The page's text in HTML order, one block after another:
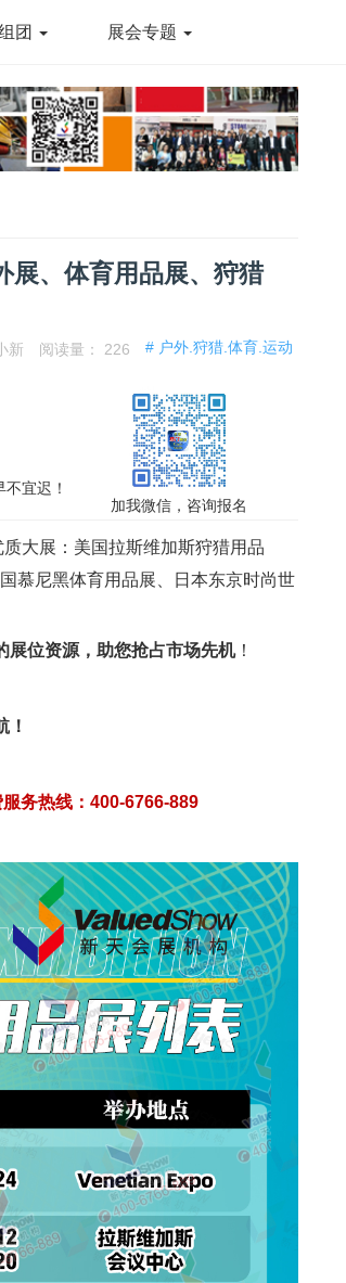
团 展会专题
展、体育用品展、狩猎
# 户外.狩猎.体育.运动
新 阅读量： 226
宜迟！
加我微信，咨询报名
大展：美国拉斯维加斯狩猎用品
慕尼黑体育用品展、日本东京时尚世
展位资源，助您抢占市场先机！
！
务热线：400-6766-889